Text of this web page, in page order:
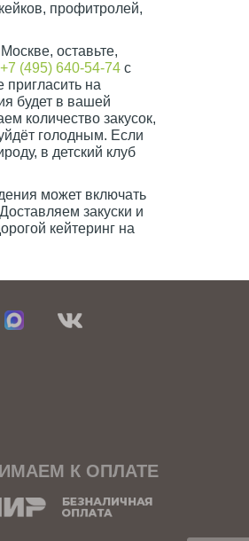
профитролей,
оставьте,
+7 (495) 640-54-74 с
на
будет в вашей
количество закусок,
голодным. Если
в детский клуб
может включать
закуски и
кейтеринг на
К ОПЛАТЕ